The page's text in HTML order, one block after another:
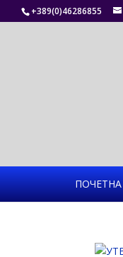
+389(0)46286855
ПОЧЕТНА